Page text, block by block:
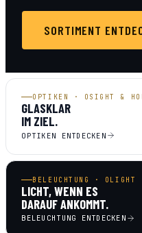
SORTIMENT
OPTIKEN · OSIGHT &
GLASKLAR
IM ZIEL.
OPTIKEN ENTDECKEN
BELEUCHTUNG · OLIGHT
LICHT, WENN ES
DARAUF ANKOMMT.
BELEUCHTUNG ENTDECKEN